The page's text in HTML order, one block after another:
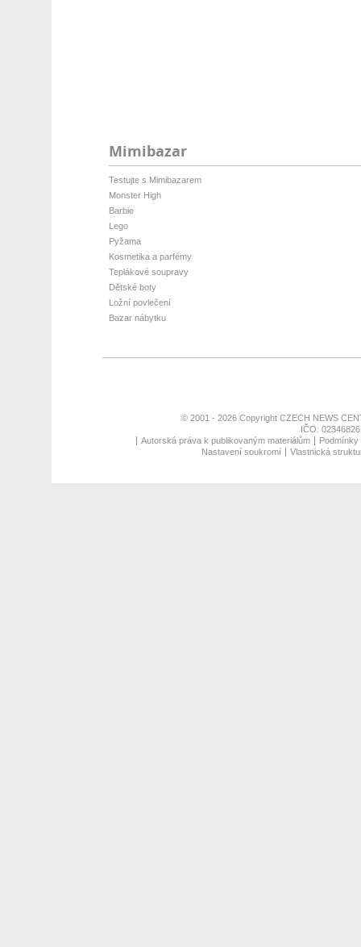
Mimibazar
Testujte s Mimibazarem
Monster High
Barbie
Lego
Pyžama
Kosmetika a parfémy
Teplákové soupravy
Dětské boty
Ložní povlečení
Bazar nábytku
© 2001 - 2026 Copyright CZECH NEWS
IČO:
Autorská práva k publikovaným materiálům
Nastavení soukromí
Vlastnická